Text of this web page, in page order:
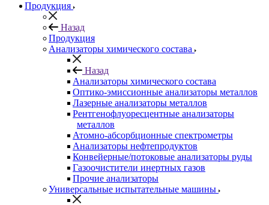
Продукция
Назад
Продукция
Анализаторы химического состава
Назад
Анализаторы химического состава
Оптико-эмиссионные анализаторы металлов
Лазерные анализаторы металлов
Рентгенофлуоресцентные анализаторы
металлов
Атомно-абсорбционные спектрометры
Анализаторы нефтепродуктов
Конвейерные/потоковые анализаторы руды
Газоочистители инертных газов
Прочие анализаторы
Универсальные испытательные машины